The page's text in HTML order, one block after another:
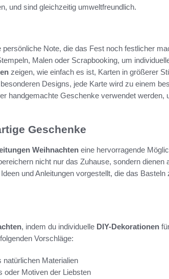
und sind gleichzeitig umweltfreundlich.
persönliche Note, die das Fest noch festlicher
Malen oder Scrapbooking, um
zeigen, wie einfach es ist, Karten in größerer
Designs, jede Karte wird zu einem
handgemachte Geschenke verwendet werden,
Geschenke
Weihnachten eine hervorragende
nicht nur das Zuhause, sondern dienen
und Anleitungen vorgestellt, die das Basteln
, indem du individuelle DIY-Dekorationen
Vorschläge:
natürlichen Materialien
oder Motiven der Liebsten